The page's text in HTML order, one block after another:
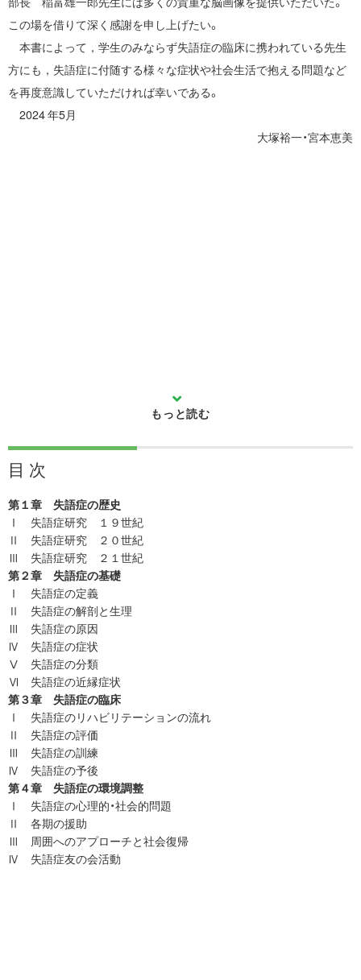
この場を借りて深く感謝を申し上げたい。
本書によって，学生のみならず失語症の臨床に携われている先生
方にも，失語症に付随する様々な症状や社会生活で抱える問題など
を再度意識していただければ幸いである。
2024 年5月
大塚裕一・宮本恵美
目 次
第１章 失語症の歴史
Ⅰ 失語症研究 １９世紀
Ⅱ 失語症研究 ２０世紀
Ⅲ 失語症研究 ２１世紀
第２章 失語症の基礎
Ⅰ 失語症の定義
Ⅱ 失語症の解剖と生理
Ⅲ 失語症の原因
Ⅳ 失語症の症状
Ⅴ 失語症の分類
Ⅵ 失語症の近縁症状
第３章 失語症の臨床
Ⅰ 失語症のリハビリテーションの流れ
Ⅱ 失語症の評価
Ⅲ 失語症の訓練
Ⅳ 失語症の予後
第４章 失語症の環境調整
Ⅰ 失語症の心理的・社会的問題
Ⅱ 各期の援助
Ⅲ 周囲へのアプローチと社会復帰
Ⅳ 失語症友の会活動